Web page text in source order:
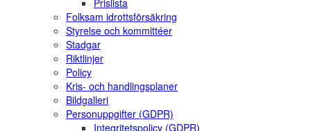
Prislista
Folksam idrottsförsäkring
Styrelse och kommittéer
Stadgar
Riktlinjer
Policy
Kris- och handlingsplaner
Bildgalleri
Personuppgifter (GDPR)
Integritetspolicy (GDPR)